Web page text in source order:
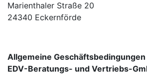
Marienthaler Straße 20
24340 Eckernförde
Allgemeine Geschäftsbedingungen
EDV-Beratungs- und Vertriebs-